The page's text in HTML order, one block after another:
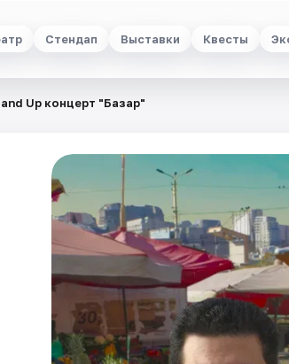
Стендап Выставки Квесты
Up концерт "Базар"